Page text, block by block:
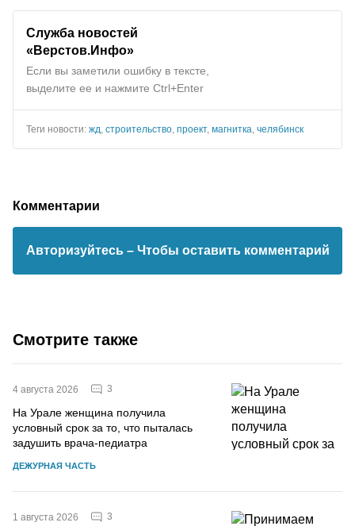
Служба новостей
«Верстов.Инфо»
Если вы заметили ошибку в тексте,
выделите ее и нажмите Ctrl+Enter
Теги новости: жд строительство проект, магнитка челябинск
Комментарии
Авторизуйтесь – Чтобы оставить комментарий
Смотрите также
4 августа 2026 3
На Урале женщина получила
условный срок за то, что пыталась
задушить врача-педиатра
ДЕЖУРНАЯ ЧАСТЬ
1 августа 2026 3